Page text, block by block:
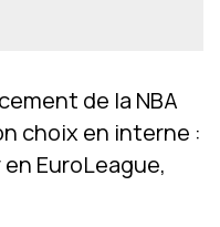
de la NBA
choix en interne :
EuroLeague,